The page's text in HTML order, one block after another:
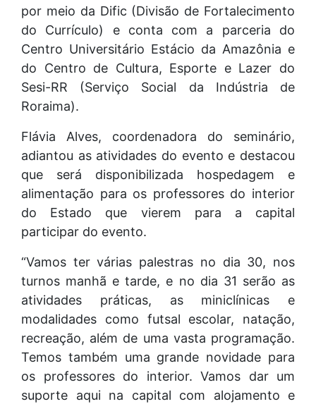
por meio da Dific (Divisão de Fortalecimento
do Currículo) e conta com a parceria do
Centro Universitário Estácio da Amazônia e
do Centro de Cultura, Esporte e Lazer do
Sesi-RR (Serviço Social da Indústria de
Roraima).
Flávia Alves, coordenadora do seminário,
adiantou as atividades do evento e destacou
que será disponibilizada hospedagem e
alimentação para os professores do interior
do Estado que vierem para a capital
participar do evento.
“Vamos ter várias palestras no dia 30, nos
turnos manhã e tarde, e no dia 31 serão as
atividades práticas, as miniclínicas e
modalidades como futsal escolar, natação,
recreação, além de uma vasta programação.
Temos também uma grande novidade para
os professores do interior. Vamos dar um
suporte aqui na capital com alojamento e